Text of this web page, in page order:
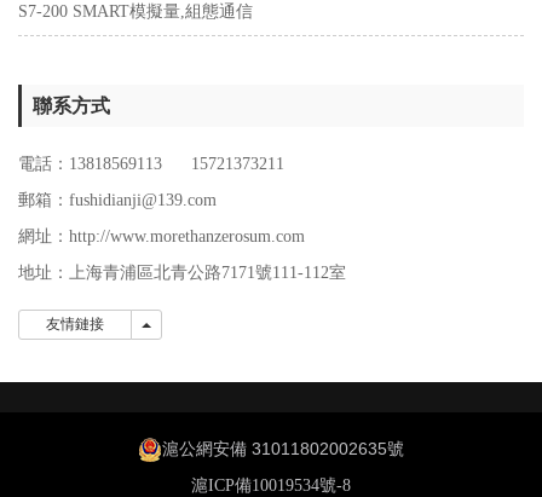
S7-200 SMART模擬量,組態通信
聯系方式
電話：13818569113 15721373211
郵箱：fushidianji@139.com
網址：http://www.morethanzerosum.com
地址：
上海青浦區北青公路7171號111-112室
友情鏈接 友情鏈接
滬公網安備 31011802002635號
滬ICP備10019534號-8